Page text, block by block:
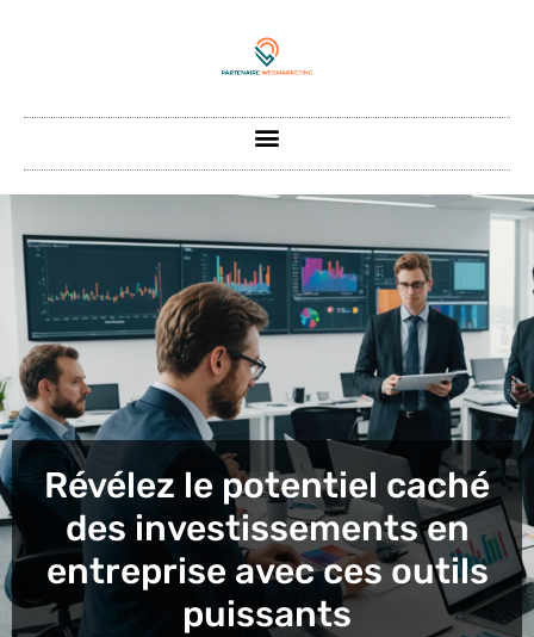
Révélez le potentiel caché
des investissements en
entreprise avec ces outils
puissants